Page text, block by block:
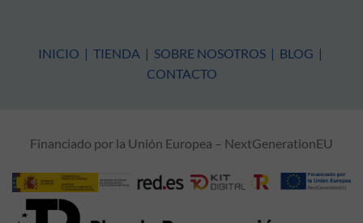
INICIO | TIENDA | SOBRE NOSOTROS | BLOG |
CONTACTO
Financiado por la Unión Europea – NextGenerationEU